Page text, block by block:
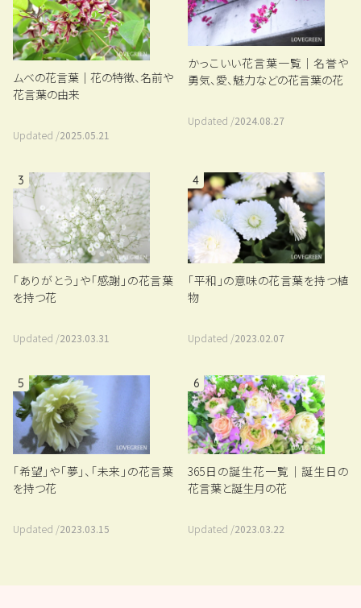
ムベの花言葉｜花の特徴、名前や
花言葉の由来
Updated /2025.05.21
かっこいい花言葉一覧｜名誉や
勇気、愛、魅力などの花言葉の花
Updated /2024.08.27
3
「ありがとう」や「感謝」の花言葉
を持つ花
Updated /2023.03.31
4
「平和」の意味の花言葉を持つ植
物
Updated /2023.02.07
5
「希望」や「夢」、「未来」の花言葉
を持つ花
Updated /2023.03.15
6
365日の誕生花一覧｜誕生日の
花言葉と誕生月の花
Updated /2023.03.22